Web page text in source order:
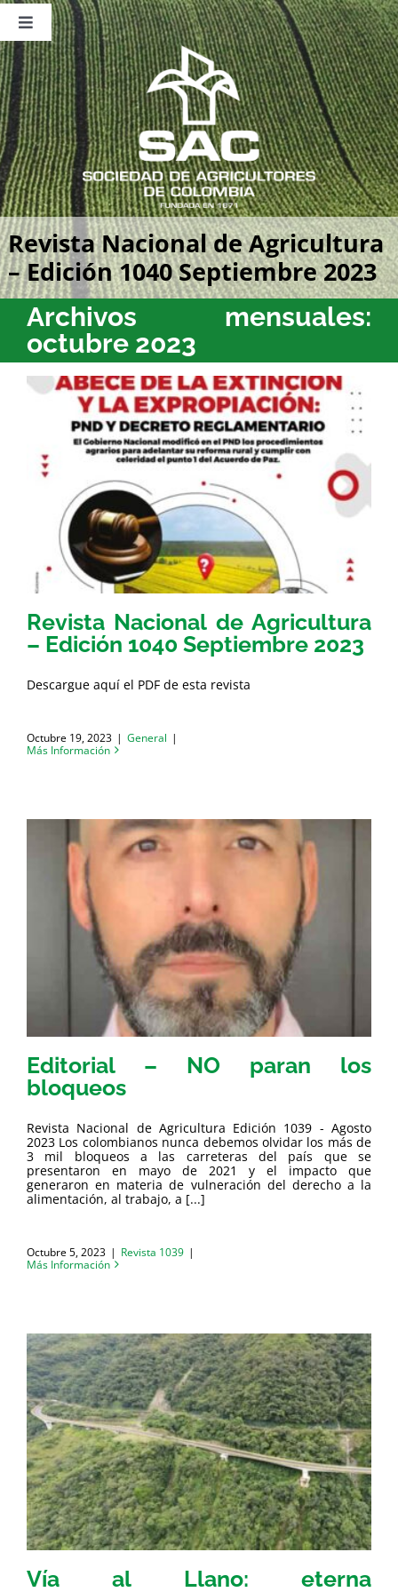
Saltar
contenido
Toggle
Navigation
Nosotros
Publicaciones
Sala de Prensa
Eventos
Revista Nacional de Agricultura
– Edición 1040 Septiembre 2023
Archivos mensuales:
octubre 2023
Revista Nacional de Agricultura
– Edición 1040 Septiembre 2023
Descargue aquí el PDF de esta revista
Octubre 19, 2023 | General |
Más Información
Editorial – NO paran los
bloqueos
Revista Nacional de Agricultura Edición 1039 - Agosto
2023 Los colombianos nunca debemos olvidar los más de
3 mil bloqueos a las carreteras del país que se
presentaron en mayo de 2021 y el impacto que
generaron en materia de vulneración del derecho a la
alimentación, al trabajo, a [...]
Octubre 5, 2023 | Revista 1039 |
Más Información
Vía al Llano: eterna